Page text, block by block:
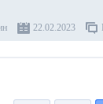
22.02.2023